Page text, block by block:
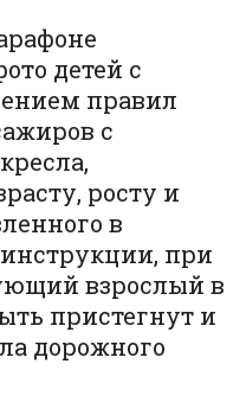
детей с
правил
с
росту и
в
при
взрослый в
пристегнут и
дорожного